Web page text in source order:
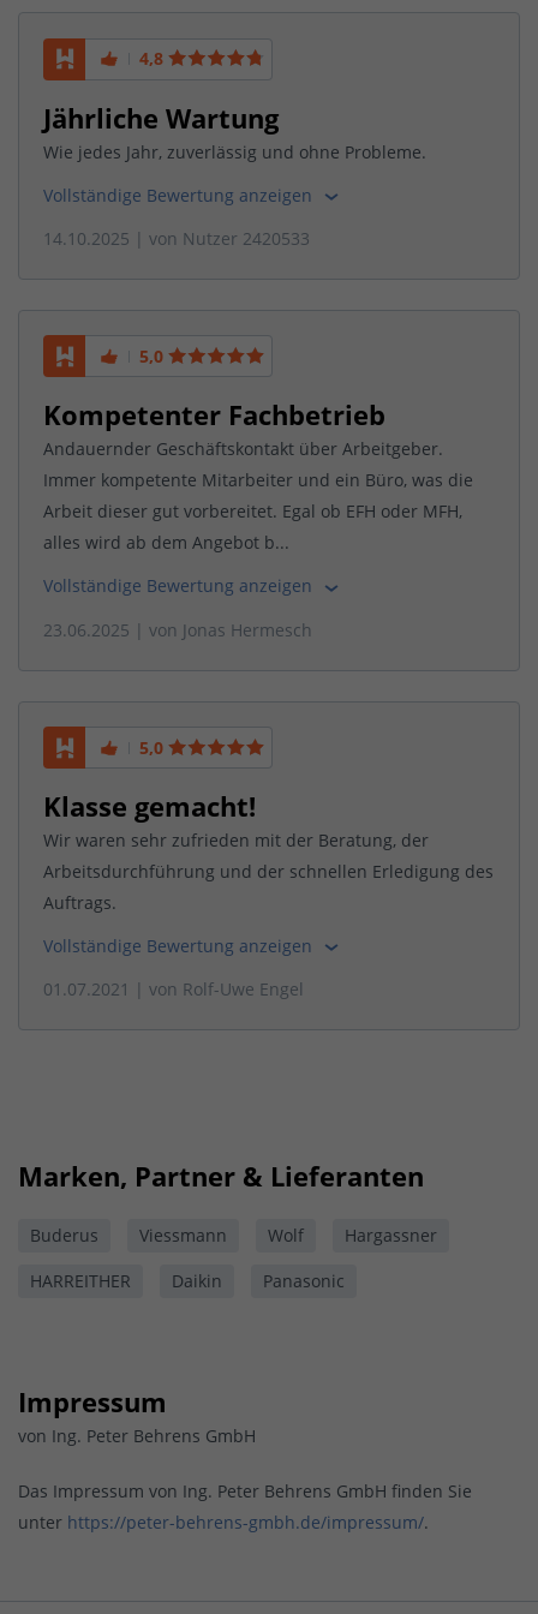
4,8
Jährliche Wartung
Wie jedes Jahr, zuverlässig und ohne Probleme.
Vollständige Bewertung anzeigen
14.10.2025 | von Nutzer 2420533
5,0
Kompetenter Fachbetrieb
Andauernder Geschäftskontakt über Arbeitgeber.
Immer kompetente Mitarbeiter und ein Büro, was die
Arbeit dieser gut vorbereitet. Egal ob EFH oder MFH,
alles wird ab dem Angebot b...
Vollständige Bewertung anzeigen
23.06.2025 | von Jonas Hermesch
5,0
Klasse gemacht!
Wir waren sehr zufrieden mit der Beratung, der
Arbeitsdurchführung und der schnellen Erledigung des
Auftrags.
Vollständige Bewertung anzeigen
01.07.2021 | von Rolf-Uwe Engel
Marken, Partner & Lieferanten
Buderus Viessmann Wolf
Hargassner
HARREITHER
Daikin Panasonic
Impressum
von Ing. Peter Behrens GmbH
Das Impressum von Ing. Peter Behrens GmbH finden Sie
unter https://peter-behrens-gmbh.de/impressum/.